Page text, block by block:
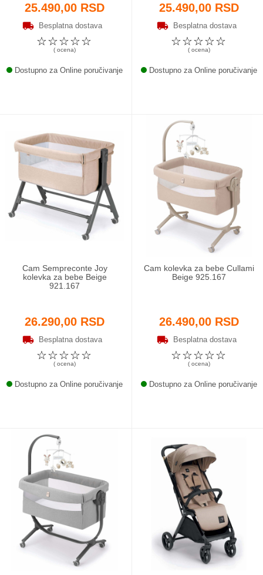
25.490,00 RSD
Besplatna dostava
☆
☆
☆
☆
☆
( ocena)
Dostupno za Online poručivanje
25.490,00 RSD
Besplatna dostava
☆
☆
☆
☆
☆
( ocena)
Dostupno za Online poručivanje
Cam Sempreconte Joy
kolevka za bebe Beige
921.167
26.290,00 RSD
Besplatna dostava
☆
☆
☆
☆
☆
( ocena)
Dostupno za Online poručivanje
Cam kolevka za bebe Cullami
Beige 925.167
26.490,00 RSD
Besplatna dostava
☆
☆
☆
☆
☆
( ocena)
Dostupno za Online poručivanje